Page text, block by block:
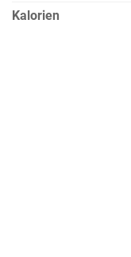
Kalorien